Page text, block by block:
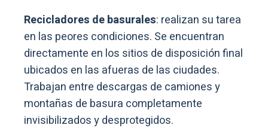
Recicladores de basurales: realizan su tarea
en las peores condiciones. Se encuentran
directamente en los sitios de disposición final
ubicados en las afueras de las ciudades.
Trabajan entre descargas de camiones y
montañas de basura completamente
invisibilizados y desprotegidos.